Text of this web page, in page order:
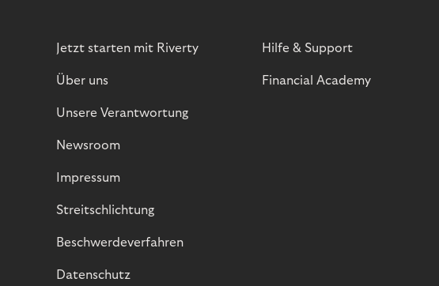
Jetzt starten mit Riverty
Über uns
Unsere Verantwortung
Newsroom
Impressum
Streitschlichtung
Beschwerdeverfahren
Datenschutz
Hilfe & Support
Financial Academy